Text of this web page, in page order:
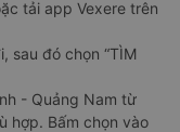
tải app Vexere trên
sau đó chọn “TÌM
- Quảng Nam từ
hợp. Bấm chọn vào